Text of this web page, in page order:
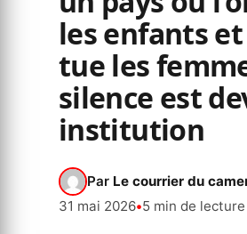
les enfants et
tue les
silence est
institution
Par Le courrier du
31 mai 2026•5 min de lecture